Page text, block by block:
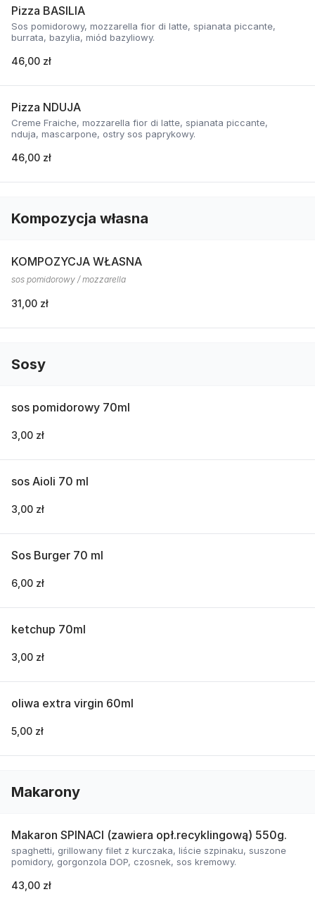
Pizza BASILIA
Sos pomidorowy, mozzarella fior di latte, spianata piccante,
burrata, bazylia, miód bazyliowy.
46,00 zł
Pizza NDUJA
Creme Fraiche, mozzarella fior di latte, spianata piccante,
nduja, mascarpone, ostry sos paprykowy.
46,00 zł
Kompozycja własna
KOMPOZYCJA WŁASNA
sos pomidorowy / mozzarella
31,00 zł
Sosy
sos pomidorowy 70ml
3,00 zł
sos Aioli 70 ml
3,00 zł
Sos Burger 70 ml
6,00 zł
ketchup 70ml
3,00 zł
oliwa extra virgin 60ml
5,00 zł
Makarony
Makaron SPINACI (zawiera opł.recyklingową) 550g.
spaghetti, grillowany filet z kurczaka, liście szpinaku, suszone
pomidory, gorgonzola DOP, czosnek, sos kremowy.
43,00 zł